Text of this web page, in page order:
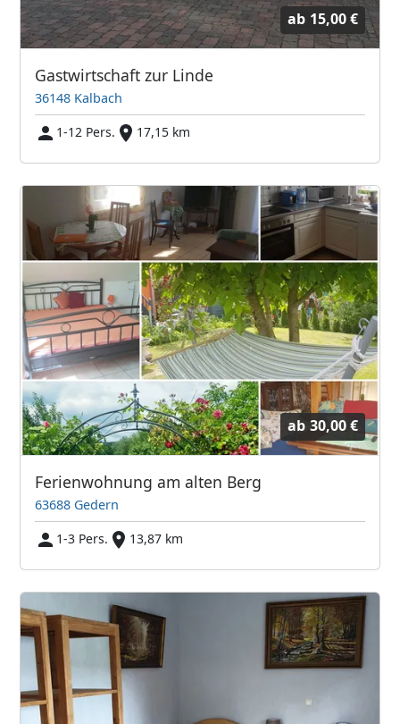
ab 15,00 €
Gastwirtschaft zur Linde
36148 Kalbach
1-12 Pers.
17,15 km
ab 30,00 €
Ferienwohnung am alten Berg
63688 Gedern
1-3 Pers.
13,87 km